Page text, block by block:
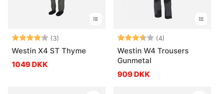
Vurdering: (3)
4.0 ud af 5 stjerner
Westin X4 ST Thyme
1049 DKK
Vurdering: (4)
Westin W4 Trousers
Gunmetal
909 DKK